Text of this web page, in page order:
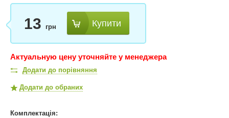
13 грн Купити
Актуальную цену уточняйте у менеджера
Додати до порівняння
Додати до обраних
Комплектація: